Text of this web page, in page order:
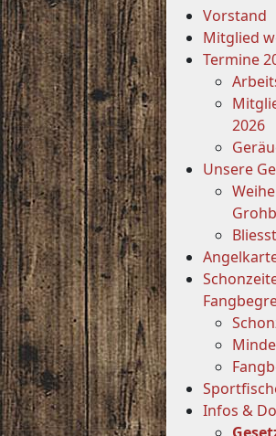
Vorstand
Mitglied
Termine
2026
Unsere
Infos &